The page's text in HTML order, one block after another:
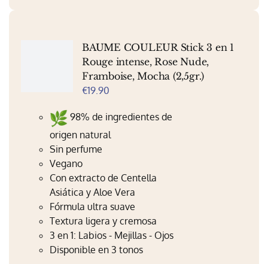
BAUME COULEUR Stick 3 en 1
Rouge intense, Rose Nude,
Framboise, Mocha (2,5gr.)
€19.90
98% de ingredientes de
origen natural
Sin perfume
Vegano
Con extracto de Centella
Asiática y Aloe Vera
Fórmula ultra suave
Textura ligera y cremosa
3 en 1: Labios - Mejillas - Ojos
Disponible en 3 tonos